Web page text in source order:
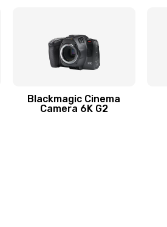
Blackmagic Cinema
Camera 6K G2